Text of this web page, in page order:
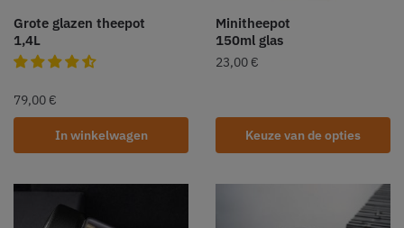
Grote glazen theepot
1,4L
79,00 €
In winkelwagen
Minitheepot
150ml glas
23,00 €
Keuze van de opties